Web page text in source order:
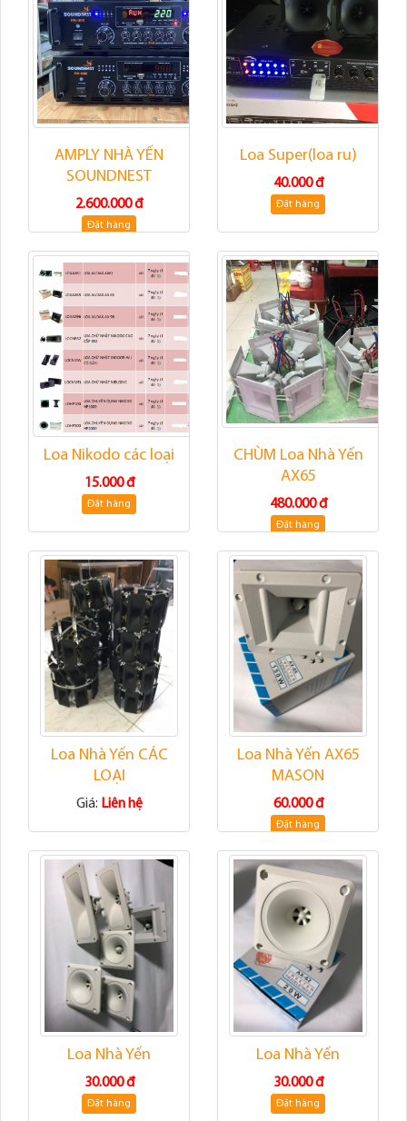
AMPLY NHÀ YẾN
SOUNDNEST
2.600.000 đ
Đặt hàng
Loa Super(loa ru)
40.000 đ
Đặt hàng
Loa Nikodo các loại
15.000 đ
Đặt hàng
CHÙM Loa Nhà Yến
AX65
480.000 đ
Đặt hàng
Loa Nhà Yến CÁC
LOẠI
Giá: Liên hệ
Loa Nhà Yến AX65
MASON
60.000 đ
Đặt hàng
Loa Nhà Yến
30.000 đ
Đặt hàng
Loa Nhà Yến
30.000 đ
Đặt hàng